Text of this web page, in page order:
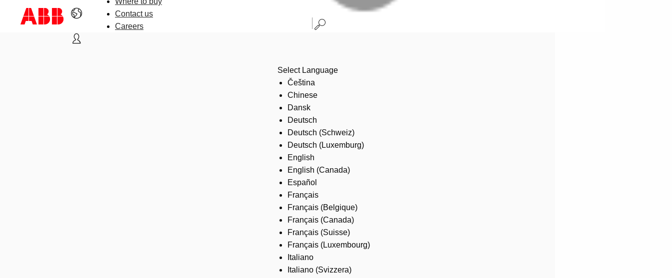
Contact us
Careers
Select Language
Čeština
Chinese
Dansk
Deutsch
Deutsch (Schweiz)
Deutsch (Luxemburg)
English
English (Canada)
Español
Français
Français (Belgique)
Français (Canada)
Français (Suisse)
Français (Luxembourg)
Italiano
Italiano (Svizzera)